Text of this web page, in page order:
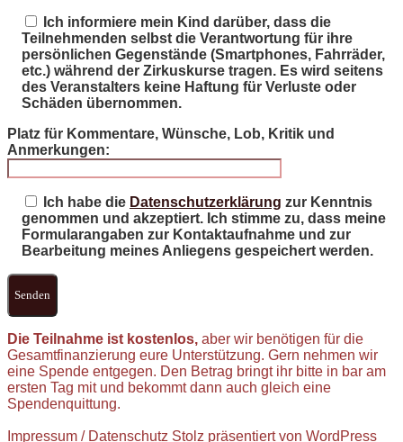
Ich informiere mein Kind darüber, dass die
Teilnehmenden selbst die Verantwortung für ihre
persönlichen Gegenstände (Smartphones, Fahrräder,
etc.) während der Zirkuskurse tragen. Es wird seitens
des Veranstalters keine Haftung für Verluste oder
Schäden übernommen.
Platz für Kommentare, Wünsche, Lob, Kritik und
Anmerkungen:
Ich habe die Datenschutzerklärung zur Kenntnis
genommen und akzeptiert. Ich stimme zu, dass meine
Formularangaben zur Kontaktaufnahme und zur
Bearbeitung meines Anliegens gespeichert werden.
Die Teilnahme ist kostenlos, aber wir benötigen für die
Gesamtfinanzierung eure Unterstützung. Gern nehmen wir
eine Spende entgegen. Den Betrag bringt ihr bitte in bar am
ersten Tag mit und bekommt dann auch gleich eine
Spendenquittung.
Impressum / Datenschutz Stolz präsentiert von WordPress